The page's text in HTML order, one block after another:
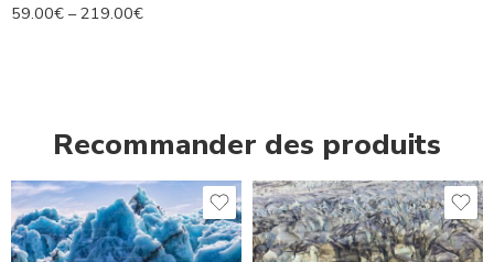
59.00€ –219.00€
Recommander des produits